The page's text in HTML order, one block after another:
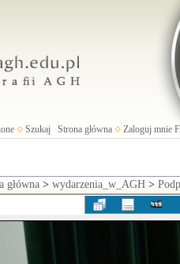
Szukaj Strona główna Zaloguj mnie
główna > wydarzenia_w_AGH >